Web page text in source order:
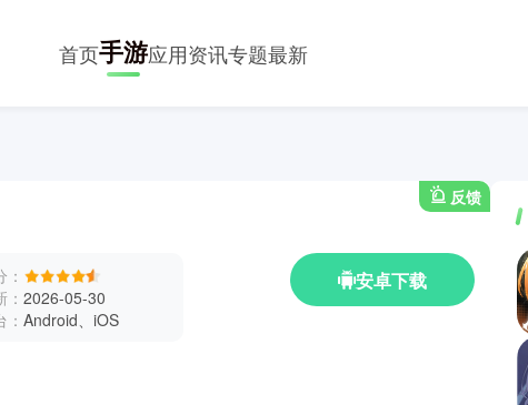
首页手游应用资讯专题最新
反馈
： 2026-05-30
Android、iOS
安卓下载